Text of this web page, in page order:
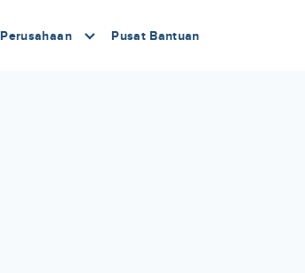
Perusahaan Pusat Bantuan